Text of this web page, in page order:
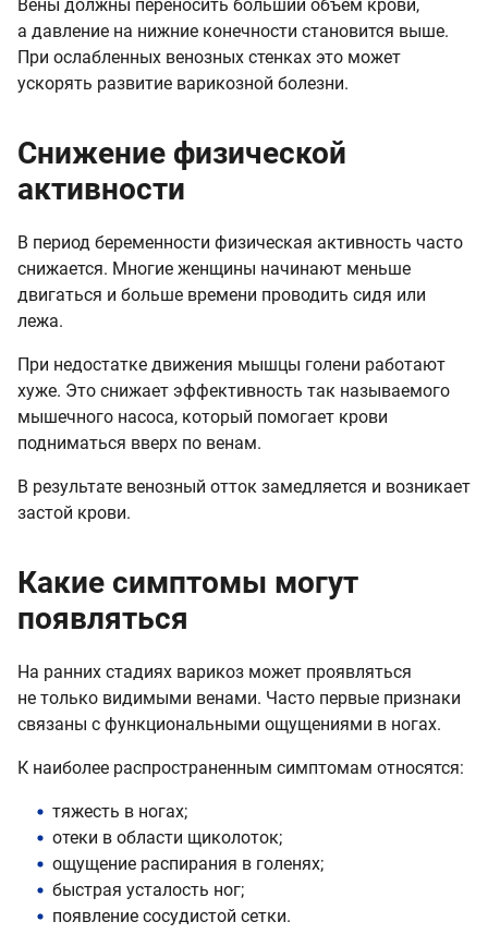
Вены должны переносить больший объем крови,
а давление на нижние конечности становится выше.
При ослабленных венозных стенках это может
ускорять развитие варикозной болезни.
Снижение физической
активности
В период беременности физическая активность часто
снижается. Многие женщины начинают меньше
двигаться и больше времени проводить сидя или
лежа.
При недостатке движения мышцы голени работают
хуже. Это снижает эффективность так называемого
мышечного насоса, который помогает крови
подниматься вверх по венам.
В результате венозный отток замедляется и возникает
застой крови.
Какие симптомы могут
появляться
На ранних стадиях варикоз может проявляться
не только видимыми венами. Часто первые признаки
связаны с функциональными ощущениями в ногах.
К наиболее распространенным симптомам относятся:
тяжесть в ногах;
отеки в области щиколоток;
ощущение распирания в голенях;
быстрая усталость ног;
появление сосудистой сетки.